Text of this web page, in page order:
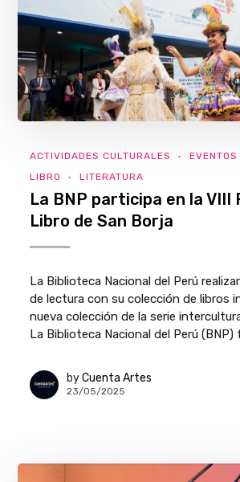
ACTIVIDADES CULTURALES EVENTOS
LIBRO
LITERATURA
La BNP participa en la VIII
Libro de San Borja
La Biblioteca Nacional del Perú
de lectura con su colección de libros
nueva colección de la serie
La Biblioteca Nacional del Perú (BNP)
by Cuenta Artes
23/05/2025